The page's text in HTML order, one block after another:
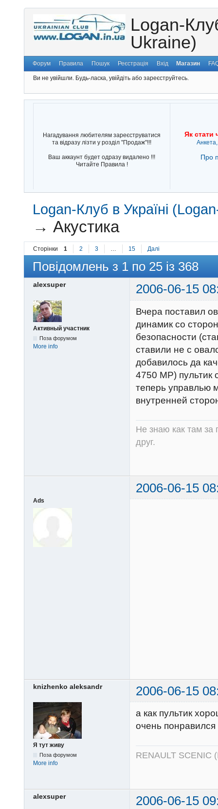
Logan-
Ukraine)
Форум Правила Пошук Реєстрація Вхід Магазин
Ви не увійшли. Будь-ласка, увійдіть або зареєструйтесь.
Нагадування любителям зареєструватися
та відразу лізти у розділ "Продаж"!!!
Ваш аккаунт будет одразу видалено !!!
Читайте Правила !
Як стати
Про
Logan-Клуб в Україні
→Акустика
Сторінки 1 2 3 15 Далі
Повідомлень з 1 по 25 із 368
alexsuper 2006-06-15
Активный участник
Поза форумом
More info
Вчера поставил
динамик со
безопасности
ставили не с
добавилось да
4750 МР) пультик
теперь управлью
внутренней
Не знаю как там за
друг.
2006-06-15
Ads
knizhenko aleksandr 2006-06-15
Я тут живу
Поза форумом
More info
а как пультик
очень
RENAULT SCENIC
alexsuper 2006-06-15